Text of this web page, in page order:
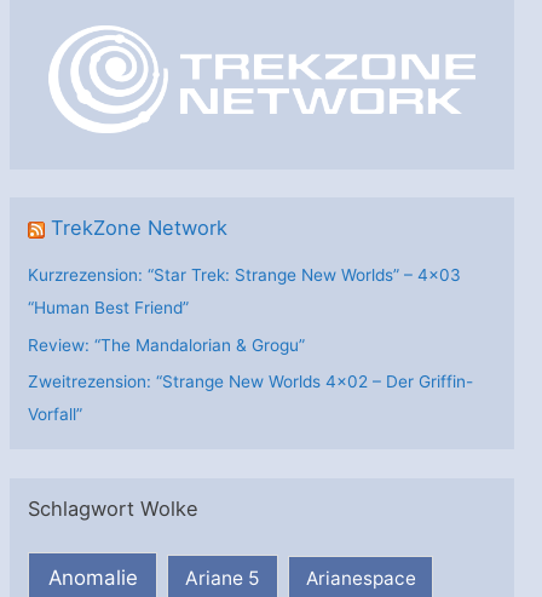
TrekZone Network
Kurzrezension: “Star Trek: Strange New Worlds” – 4×03
“Human Best Friend”
Review: “The Mandalorian & Grogu”
Zweitrezension: “Strange New Worlds 4×02 – Der Griffin-
Vorfall”
Schlagwort Wolke
Anomalie Ariane 5 Arianespace